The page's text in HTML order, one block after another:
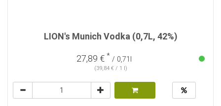
LION's Munich Vodka (0,7L, 42%)
27,89 € * / 0,71l
(39,84 € / 1 l)